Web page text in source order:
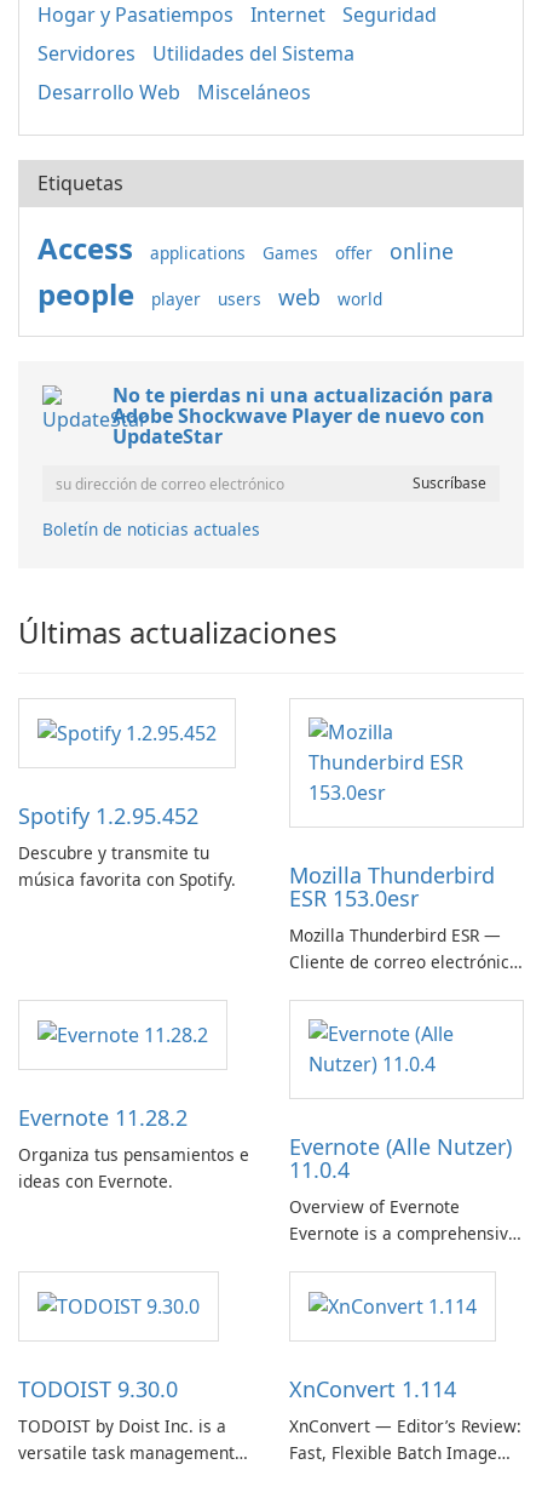
Hogar y Pasatiempos
Internet
Seguridad
Servidores
Utilidades del Sistema
Desarrollo Web
Misceláneos
Etiquetas
Access applications Games offer online
people player users web world
No te pierdas ni una actualización para
Adobe Shockwave Player de nuevo con
UpdateStar
Boletín de noticias actuales
Últimas actualizaciones
Spotify 1.2.95.452
Descubre y transmite tu
música favorita con Spotify.
Mozilla Thunderbird
ESR 153.0esr
Mozilla Thunderbird ESR —
Cliente de correo electrónico
empresas
Evernote 11.28.2
Organiza tus pensamientos e
ideas con Evernote.
Evernote (Alle Nutzer)
11.0.4
Overview of Evernote
Evernote is a comprehensive
software designed to help
users capture, organize, and
access information across
TODOIST 9.30.0
TODOIST by Doist Inc. is a
versatile task management
XnConvert 1.114
XnConvert — Editor’s Review:
Fast, Flexible Batch Image